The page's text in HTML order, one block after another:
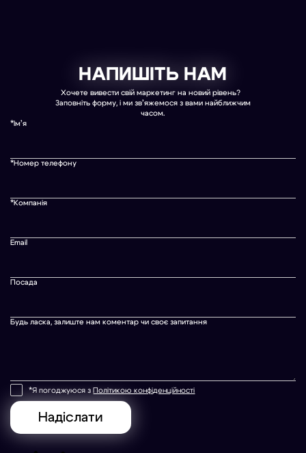
НАПИШІТЬ НАМ
Хочете вивести свій маркетинг на новий рівень?
Заповніть форму, і ми зв’яжемося з вами найближчим
часом.
*Ім’я
*Номер телефону
*Компанія
Email
Посада
Будь ласка, залиште нам коментар чи своє запитання
*Я погоджуюся з Політикою конфіденційності